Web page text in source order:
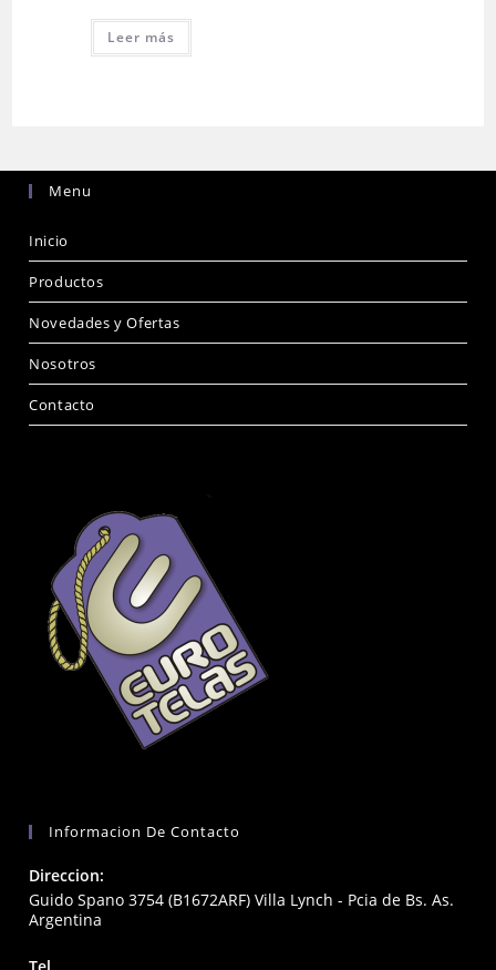
Leer más
Menu
Inicio
Productos
Novedades y Ofertas
Nosotros
Contacto
Informacion De Contacto
Direccion:
Guido Spano 3754 (B1672ARF) Villa Lynch - Pcia de Bs. As.
Argentina